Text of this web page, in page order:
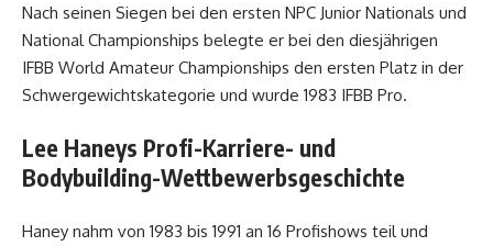
Nach seinen Siegen bei den ersten NPC Junior Nationals und
National Championships belegte er bei den diesjährigen
IFBB World Amateur Championships den ersten Platz in der
Schwergewichtskategorie und wurde 1983 IFBB Pro.
Lee Haneys Profi-Karriere- und
Bodybuilding-Wettbewerbsgeschichte
Haney nahm von 1983 bis 1991 an 16 Profishows teil und